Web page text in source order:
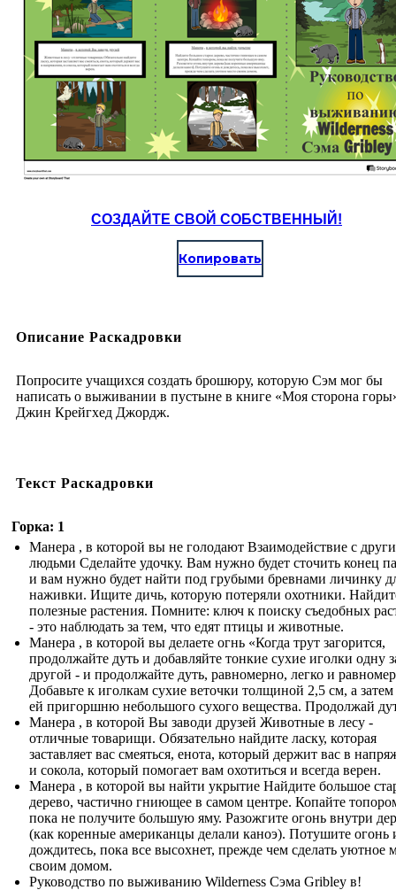
СОЗДАЙТЕ СВОЙ СОБСТВЕННЫЙ!
Копировать
Описание Раскадровки
Попросите учащихся создать брошюру, которую Сэм мог бы
написать о выживании в пустыне в книге «Моя сторона
Джин Крейгхед Джордж.
Текст Раскадровки
Горка: 1
Манера , в которой вы не голодают Взаимодействие с
людьми Сделайте удочку. Вам нужно будет сточить конец
и вам нужно будет найти под грубыми бревнами личинку
наживки. Ищите дичь, которую потеряли охотники.
полезные растения. Помните: ключ к поиску съедобных
- это наблюдать за тем, что едят птицы и животные.
Манера , в которой вы делаете огнь «Когда трут загорится,
продолжайте дуть и добавляйте тонкие сухие иголки одну
другой - и продолжайте дуть, равномерно, легко и
Добавьте к иголкам сухие веточки толщиной 2,5 см, а затем
ей пригоршню небольшого сухого вещества. Продолжай
Манера , в которой Вы заводи друзей Животные в лесу -
отличные товарищи. Обязательно найдите ласку, которая
заставляет вас смеяться, енота, который держит вас в
и сокола, который помогает вам охотиться и всегда верен.
Манера , в которой вы найти укрытие Найдите большое
дерево, частично гниющее в самом центре. Копайте
пока не получите большую яму. Разожгите огонь внутри
(как коренные американцы делали каноэ). Потушите огонь
дождитесь, пока все высохнет, прежде чем сделать уютное
своим домом.
Руководство по выживанию Wilderness Сэма Gribley в!